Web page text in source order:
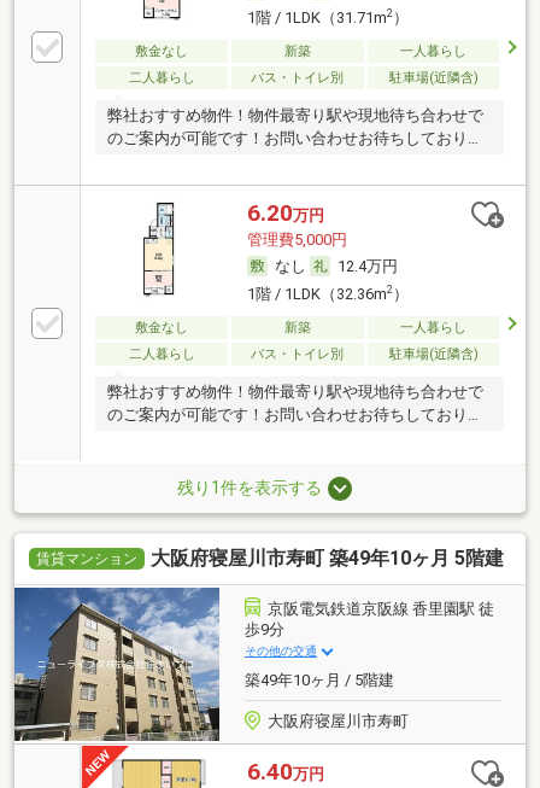
1階 / 1LDK（31.71m2）
敷金なし 新築
一人暮らし
二人暮らし
バス・トイレ別 駐車場(近隣含)
弊社おすすめ物件！物件最寄り駅や現地待ち合わせで
のご案内が可能です！お問い合わせお待ちしておりま
6.20万円
管理費5,000円
なし
12.4万円
1階 / 1LDK（32.36m2）
敷金なし 新築
一人暮らし
二人暮らし
バス・トイレ別 駐車場(近隣含)
弊社おすすめ物件！物件最寄り駅や現地待ち合わせで
のご案内が可能です！お問い合わせお待ちしておりま
残り1件を表示する
賃貸マンション 大阪府寝屋川市寿町 築49年10ヶ月 5階建
京阪電気鉄道京阪線 香里園駅 徒
歩9分
その他の交通
築49年10ヶ月 / 5階建
大阪府寝屋川市寿町
6.40万円